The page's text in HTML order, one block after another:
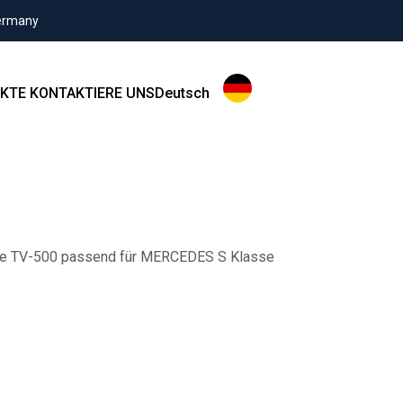
KONTAKTIERE UNSDeutsch
500 passend für MERCEDES S Klasse